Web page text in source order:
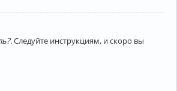
. Следуйте инструкциям, и скоро вы